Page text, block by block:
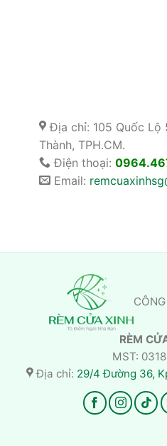
Địa chỉ: 105 Quốc Lộ
Thành, TPH.CM.
Điện thoại:
Email:
RÈM
MST:
Địa chỉ: 29/4 Đường 36,